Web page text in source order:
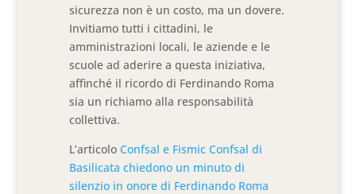
sicurezza non è un costo, ma un dovere.
Invitiamo tutti i cittadini, le
amministrazioni locali, le aziende e le
scuole ad aderire a questa iniziativa,
affinché il ricordo di Ferdinando Roma
sia un richiamo alla responsabilità
collettiva.
L’articoloConfsal e Fismic Confsal di
Basilicata chiedono un minuto di
silenzio in onore di Ferdinando Roma